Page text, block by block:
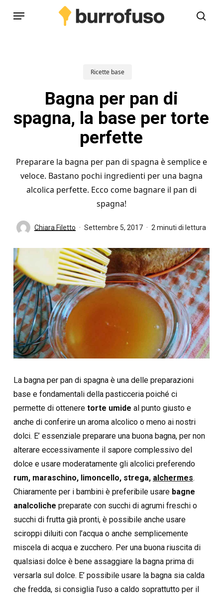
Menu
Ricette base
Bagna per pan di
spagna, la base per torte
perfette
Preparare la bagna per pan di spagna è semplice e
veloce. Bastano pochi ingredienti per una bagna
alcolica perfette. Ecco come bagnare il pan di
spagna!
Chiara Filetto Settembre 5, 2017 2 minuti di lettura
La bagna per pan di spagna è una delle preparazioni
base e fondamentali della pasticceria poiché ci
permette di ottenere torte umide al punto giusto e
anche di conferire un aroma alcolico o meno ai nostri
dolci. E’ essenziale preparare una buona bagna, per non
alterare eccessivamente il sapore complessivo del
dolce e usare moderatamente gli alcolici preferendo
rum, maraschino, limoncello, strega, alchermes.
Chiaramente per i bambini è preferibile usare bagne
analcoliche preparate con succhi di agrumi freschi o
succhi di frutta già pronti, è possibile anche usare
sciroppi diluiti con l’acqua o anche semplicemente
miscela di acqua e zucchero. Per una buona riuscita di
qualsiasi dolce è bene assaggiare la bagna prima di
versarla sul dolce. E’ possibile usare la bagna sia calda
che fredda, si consiglia l’uso a caldo soprattutto per il